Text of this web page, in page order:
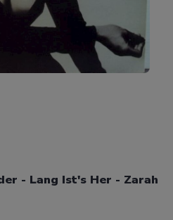
- Lang Ist's Her - Zarah